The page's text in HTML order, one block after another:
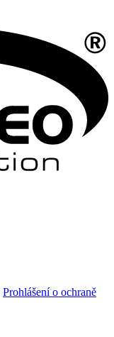
Prohlášení o ochraně